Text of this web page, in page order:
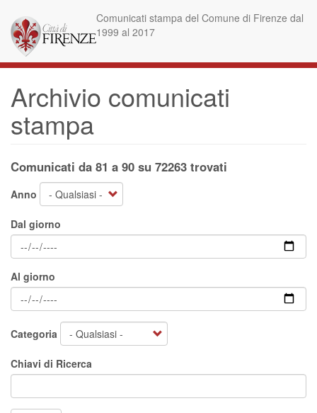
contenuto
principale
Comunicati stampa del Comune di Firenze dal
1999 al 2017
Archivio comunicati
stampa
Comunicati da 81 a 90 su 72263 trovati
Anno
Dal giorno
Al giorno
Categoria
Chiavi di Ricerca